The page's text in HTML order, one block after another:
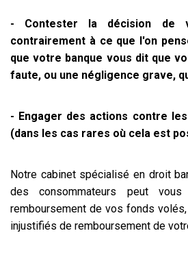
- Contester la décision de
contrairement à ce que l'on
que votre banque vous dit que
faute, ou une négligence grave,
- Engager des actions contre
(dans les cas rares où cela est
Notre cabinet spécialisé en droit
des consommateurs peut
remboursement de vos fonds
injustifiés de remboursement de